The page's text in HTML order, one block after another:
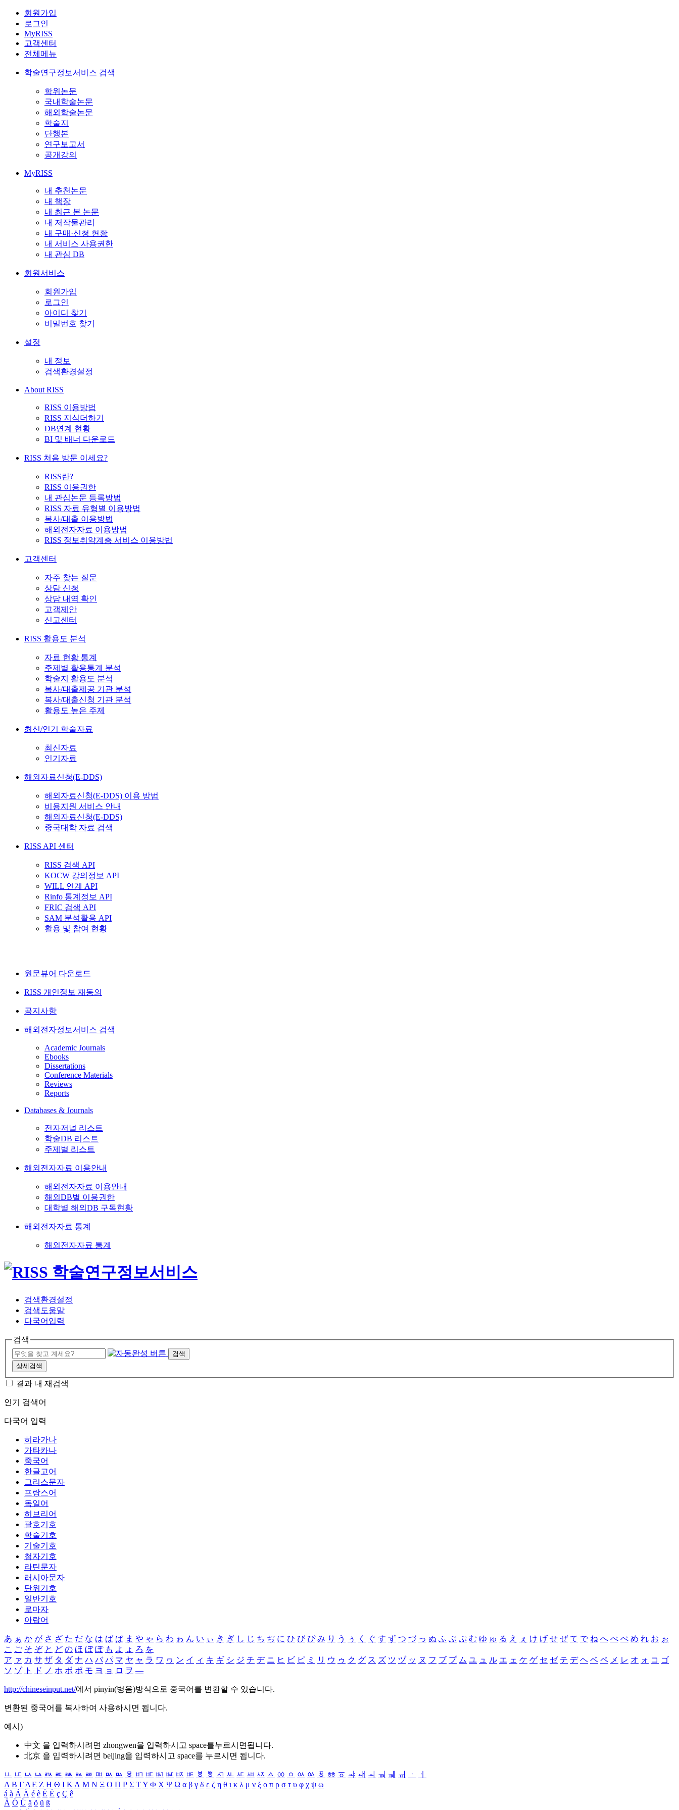
회원가입
로그인
MyRISS
고객센터
전체메뉴
학술연구정보서비스 검색
학위논문
국내학술논문
해외학술논문
학술지
단행본
연구보고서
공개강의
MyRISS
내 추천논문
내 책장
내 최근 본 논문
내 저작물관리
내 구매·신청 현황
내 서비스 사용권한
내 관심 DB
회원서비스
회원가입
로그인
아이디 찾기
비밀번호 찾기
설정
내 정보
검색환경설정
About RISS
RISS 이용방법
RISS 지식더하기
DB연계 현황
BI 및 배너 다운로드
RISS 처음 방문 이세요?
RISS란?
RISS 이용권한
내 관심논문 등록방법
RISS 자료 유형별 이용방법
복사/대출 이용방법
해외전자자료 이용방법
RISS 정보취약계층 서비스 이용방법
고객센터
자주 찾는 질문
상담 신청
상담 내역 확인
고객제안
신고센터
RISS 활용도 분석
자료 현황 통계
주제별 활용통계 분석
학술지 활용도 분석
복사/대출제공 기관 분석
복사/대출신청 기관 분석
활용도 높은 주제
최신/인기 학술자료
최신자료
인기자료
해외자료신청(E-DDS)
해외자료신청(E-DDS) 이용 방법
비용지원 서비스 안내
해외자료신청(E-DDS)
중국대학 자료 검색
RISS API 센터
RISS 검색 API
KOCW 강의정보 API
WILL 연계 API
Rinfo 통계정보 API
FRIC 검색 API
SAM 분석활용 API
활용 및 참여 현황
원문뷰어 다운로드
RISS 개인정보 재동의
공지사항
해외전자정보서비스 검색
Academic Journals
Ebooks
Dissertations
Conference Materials
Reviews
Reports
Databases & Journals
전자저널 리스트
학술DB 리스트
주제별 리스트
해외전자자료 이용안내
해외전자자료 이용안내
해외DB별 이용권한
대학별 해외DB 구독현황
해외전자자료 통계
해외전자자료 통계
검색환경설정
검색도움말
다국어입력
검색
검색
상세검색
결과 내 재검색
인기 검색어
다국어 입력
히라가나
가타카나
중국어
한글고어
그리스문자
프랑스어
독일어
히브리어
괄호기호
학술기호
기술기호
첨자기호
라틴문자
러시아문자
단위기호
일반기호
로마자
아랍어
あ ぁ か が さ ざ た だ な は ば ぱ ま や ゃ ら わ ゎ ん い ぃ き ぎ し じ ち ぢ に ひ び ぴ み り う ぅ く ぐ す ず つ づ っ ぬ ふ ぶ ぷ む ゆ ゅ る え ぇ け げ せ ぜ て で ね へ べ ぺ め れ お ぉ
こ ご そ ぞ と ど の ほ ぼ ぽ も よ ょ ろ を
ア ァ カ サ ザ タ ダ ナ ハ バ パ マ ヤ ャ ラ ワ ヮ ン イ ィ キ ギ シ ジ チ ヂ ニ ヒ ビ ピ ミ リ ウ ゥ ク グ ス ズ ツ ヅ ッ ヌ フ ブ プ ム ユ ュ ル エ ェ ケ ゲ セ ゼ テ デ ヘ ベ ペ メ レ オ ォ コ ゴ
ソ ゾ ト ド ノ ホ ボ ポ モ ヨ ョ ロ ヲ ―
http://chineseinput.net/에서 pinyin(병음)방식으로 중국어를 변환할 수 있습니다.
변환된 중국어를 복사하여 사용하시면 됩니다.
예시)
中文 을 입력하시려면 zhongwen을 입력하시고 space를누르시면됩니다.
北京 을 입력하시려면 beijing을 입력하시고 space를 누르시면 됩니다.
ㅥ ㅦ ㅧ ㅨ ㅩ ㅪ ㅫ ㅬ ㅭ ㅮ ㅯ ㅰ ㅱ ㅲ ㅳ ㅴ ㅵ ㅶ ㅷ ㅸ ㅹ ㅺ ㅻ ㅼ ㅽ ㅾ ㅿ ㆀ ㆁ ㆂ ㆃ ㆄ ㆅ ㆆ ㆇ ㆈ ㆉ ㆊ ㆋ ㆌ ㆍ
ㆎ
Α Β ΓΔ Ε Ζ Η Θ Ι ΚΛ Μ Ν Ξ Ο Π Ρ Σ ΤΥ Φ Χ Ψ Ω α β γ δ ε ζ η θ ι κ λ μ ν ξ ο π ρ σ τ υ φ χ ψ ω
á à Á À é è É È ç Ç ê
Ä Ö Ü ä ö ü ß